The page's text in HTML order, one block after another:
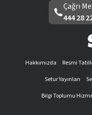
Çağrı
444 28
Hakkımızda Resmi
Setur Yayınları
Bilgi Toplumu